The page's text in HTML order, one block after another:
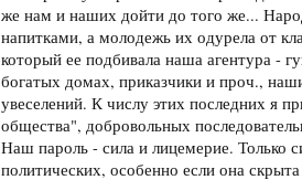
же нам и наших дойти до того же...
напитками, а молодежь их одурела от
который ее подбивала наша агентура -
богатых домах, приказчики и проч.,
увеселений. К числу этих последних я
общества", добровольных
Наш пароль - сила и лицемерие. Только
политических, особенно если она